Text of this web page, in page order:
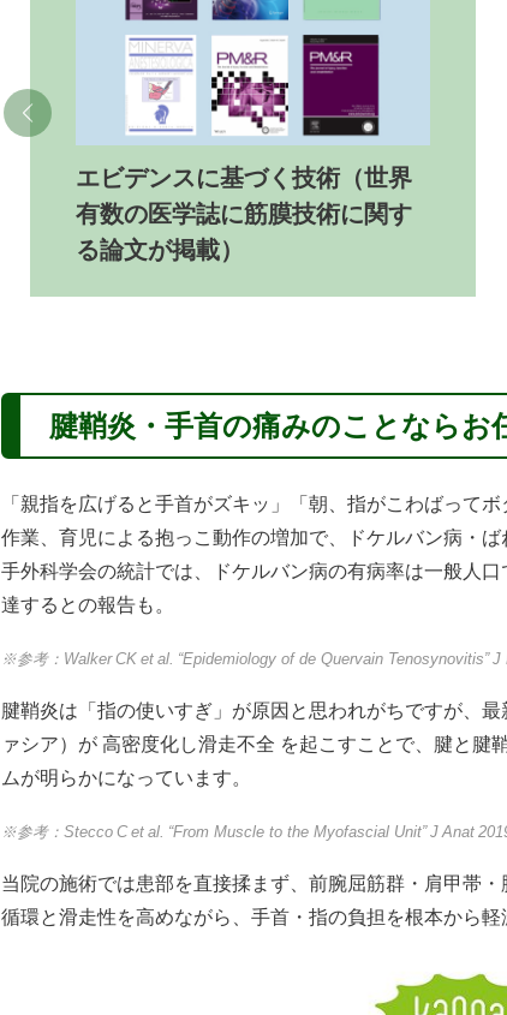
エビデンスに基づく技術（世界
有数の医学誌に筋膜技術に関す
る論文が掲載）
腱鞘炎・手首の痛みのことならお
「親指を広げると手首がズキッ」「朝、指がこわばっ
作業、育児による抱っこ動作の増加で、ドケルバン病・
手外科学会の統計では、ドケルバン病の有病率は一般人
達するとの報告も。
※参考：Walker CK et al. “Epidemiology of de Quervain Tenosynovitis” J
腱鞘炎は「指の使いすぎ」が原因と思われがちですが、
ァシア）が 高密度化し滑走不全 を起こすことで、腱と腱
ムが明らかになっています。
※参考：Stecco C et al. “From Muscle to the Myofascial Unit” J Anat
当院の施術では患部を直接揉まず、前腕屈筋群・肩甲帯
循環と滑走性を高めながら、手首・指の負担を根本から軽